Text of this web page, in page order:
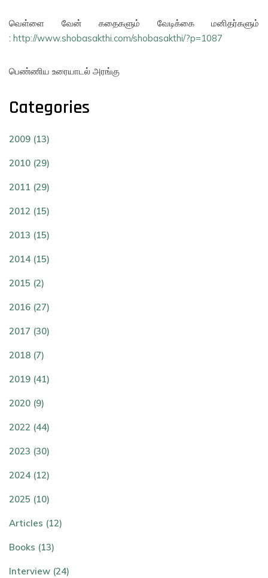
வெள்ளை வேன் கதைகளும் வேடிக்கை மனிதர்களும்
: http://www.shobasakthi.com/shobasakthi/?p=1087
பெண்ணிய உரையாடல் அரங்கு
Categories
2009 (13)
2010 (29)
2011 (29)
2012 (15)
2013 (15)
2014 (15)
2015 (2)
2016 (27)
2017 (30)
2018 (7)
2019 (41)
2020 (9)
2022 (44)
2023 (30)
2024 (12)
2025 (10)
Articles (12)
Books (13)
Interview (24)